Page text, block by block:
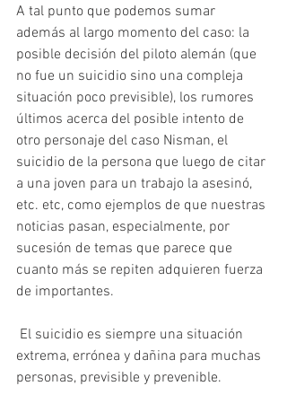
A tal punto que podemos sumar
además al largo momento del caso: la
posible decisión del piloto alemán (que
no fue un suicidio sino una compleja
situación poco previsible), los rumores
últimos acerca del posible intento de
otro personaje del caso Nisman, el
suicidio de la persona que luego de citar
a una joven para un trabajo la asesinó,
etc. etc, como ejemplos de que nuestras
noticias pasan, especialmente, por
sucesión de temas que parece que
cuanto más se repiten adquieren fuerza
de importantes.
extrema, errónea y dañina para muchas
personas, previsible y prevenible.